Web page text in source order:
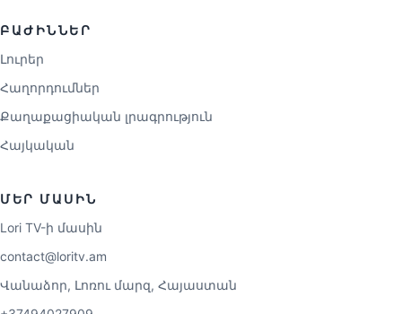
ԲԱԺԻՆՆԵՐ
Լուրեր
Հաղորդումներ
Քաղաքացիական լրագրություն
Հայկական
ՄԵՐ ՄԱՍԻՆ
Lori TV-ի մասին
contact@loritv.am
Վանաձոր, Լոռու մարզ, Հայաստան